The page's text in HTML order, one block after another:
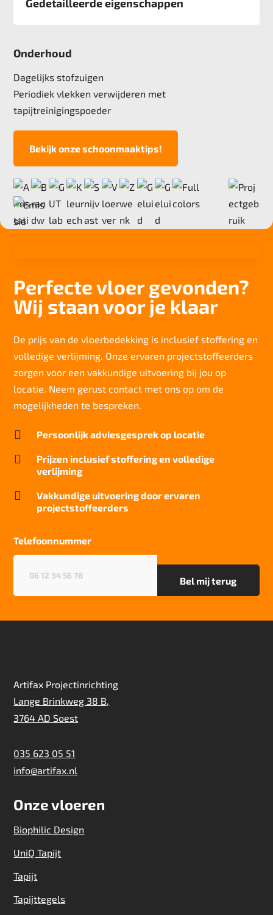
Gedetailleerde eigenschappen
Pool
Poolgewicht
650 gr/m2
2,4 mm
Totale hoogte
5,9 mm
Anti statisch
ja, , 2kv
Deling
Totaal gwicht
4000 gr/m2
5-6/8
Slijtvastheid NF EN 1307
klasse 33 LC 1+ Rolstoel A
Thermische weerstand
0,15 m²C° / W
25 dB
Brandwerend
Bfl-S1
Kwaliteitslabel GUT
A7BE310F
sterk
Project gebruik
zwaar
Onderhoud
Dagelijks stofzuigen
Periodiek vlekken verwijderen met
tapijtreinigingspoeder
Bekijk onze schoonmaaktips!
Perfecte vloer gevonden?
Wij staan voor je klaar
De prijs van de vloerbedekking is inclusief stoffering en
volledige verlijming. Onze ervaren projectstoffeerders
zorgen voor een vakkundige uitvoering bij jou op
locatie. Neem gerust contact met ons op om de
mogelijkheden te bespreken.
 Persoonlijk adviesgesprek op locatie

Prijzen inclusief stoffering en volledige
verlijming

Vakkundige uitvoering door ervaren
projectstoffeerders
Telefoonnummer
Artifax Projectinrichting
Lange Brinkweg 38 B,
3764 AD Soest
035 623 05 51
info@artifax.nl
Onze vloeren
Biophilic Design
UniQ Tapijt
Tapijt
Tapijttegels